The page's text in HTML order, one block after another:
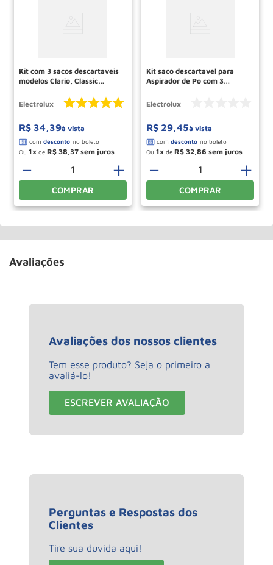
Kit com 3 sacos descartaveis
modelos Clario, Classic
Ultrasilencer, Ultraone,
Equipt e Powerforce (SBECL)
Electrolux
R$ 34 39à vista
Ou 1 de R$ 38 37
＋
－
COMPRAR
Kit saco descartavel para
Aspirador de Po com 3
ELECTROLUX
Electrolux
R$ 29 45à vista
Ou 1 de R$ 32 86
＋
－
COMPRAR
Avaliações
Avaliações dos nossos clientes
Tem esse produto? Seja o primeiro a
avaliá-lo!
ESCREVER AVALIAÇÃO
Perguntas e Respostas dos
Clientes
Tire sua duvida aqui!